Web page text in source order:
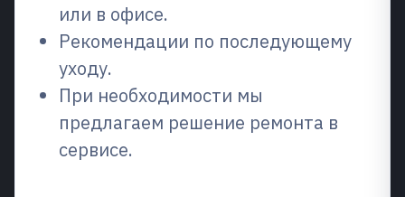
или в офисе.
Рекомендации по последующему
уходу.
При необходимости мы
предлагаем решение ремонта в
сервисе.